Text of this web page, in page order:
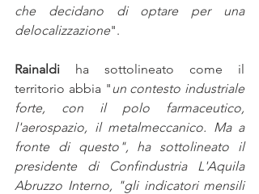
che decidano di optare per una
delocalizzazione".
Rainaldi ha sottolineato come il
territorio abbia "un contesto industriale
forte, con il polo farmaceutico,
l'aerospazio, il metalmeccanico. Ma a
fronte di questo", ha sottolineato il
presidente di Confindustria L'Aquila
Abruzzo Interno, "gli indicatori mensili